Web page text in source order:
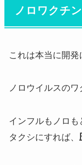
ノロワクチ
これは本当に開発
ノロウイルスのワ
インフルもノロ
タクシにすれば、